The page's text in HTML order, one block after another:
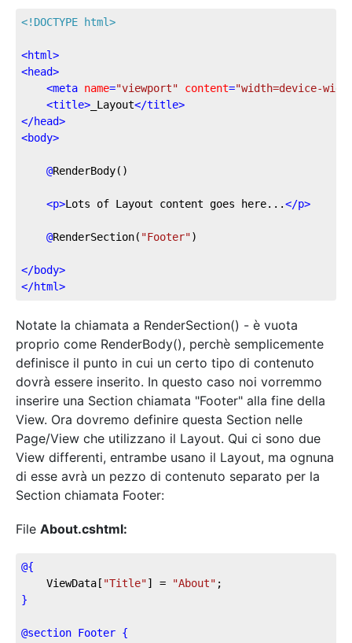
<!DOCTYPE html>
<html>
<head>
<meta name="viewport" content="width=device-
<title> _Layout</title>
</head>
<body>
@RenderBody()
<p>Lots of Layout content goes here...</p>
@RenderSection( "Footer")
</body>
</html>
Notate la chiamata a RenderSection() - è vuota
proprio come RenderBody(), perchè semplicemente
definisce il punto in cui un certo tipo di contenuto
dovrà essere inserito. In questo caso noi vorremmo
inserire una Section chiamata "Footer" alla fine della
View. Ora dovremo definire questa Section nelle
Page/View che utilizzano il Layout. Qui ci sono due
View differenti, entrambe usano il Layout, ma ognuna
di esse avrà un pezzo di contenuto separato per la
Section chiamata Footer:
File About.cshtml:
@{
ViewData[ "Title"] = "About" ;
}
@section Footer {